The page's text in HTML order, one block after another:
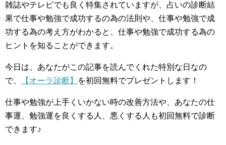
雑誌やテレビでも良く特集されていますが、占いの診断結
果で仕事や勉強で成功するの為の法則や、仕事や勉強で成
功する為の考え方がわかると、仕事や勉強で成功する為の
ヒントを知ることができます。
今日は、あなたがこの記事を読んでくれた特別な日なの
で、
【オーラ診断】 を初回無料でプレゼントします！
仕事や勉強が上手くいかない時の改善方法や、あなたの仕
事運、勉強運を良くする人、悪くする人も初回無料で診断
できます♪